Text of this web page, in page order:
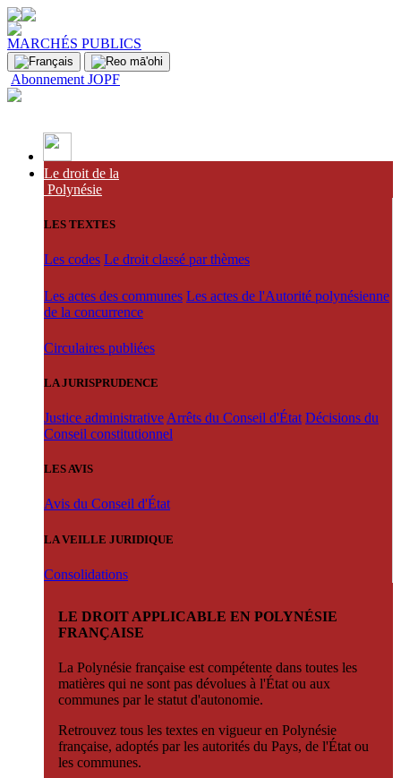
MARCHÉS PUBLICS
Abonnement JOPF
Le droit de la
Polynésie
LES TEXTES
Les codes Le droit classé par thèmes
Les actes des communes Les actes de l'Autorité polynésienne
de la concurrence
Circulaires publiées
LA JURISPRUDENCE
Justice administrative Arrêts du Conseil d'État Décisions du
Conseil constitutionnel
LES AVIS
Avis du Conseil d'État
LA VEILLE JURIDIQUE
Consolidations
LE DROIT APPLICABLE EN POLYNÉSIE
FRANÇAISE
La Polynésie française est compétente dans toutes les
matières qui ne sont pas dévolues à l'État ou aux
communes par le statut d'autonomie.
Retrouvez tous les textes en vigueur en Polynésie
française, adoptés par les autorités du Pays, de l'État ou
les communes.